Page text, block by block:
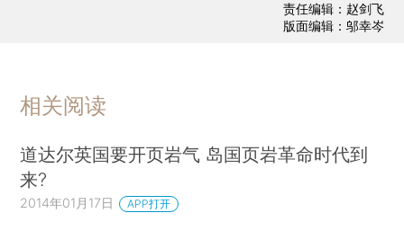
责任编辑：赵剑飞
版面编辑：邬幸岑
相关阅读
道达尔英国要开页岩气 岛国页岩革命时代到
来?
2014年01月17日 APP打开